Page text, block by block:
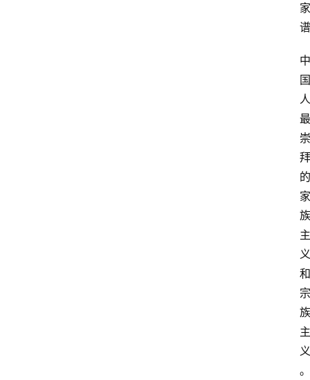
家
谱
中
国
人
最
崇
拜
的
家
族
主
义
和
宗
族
主
义
。